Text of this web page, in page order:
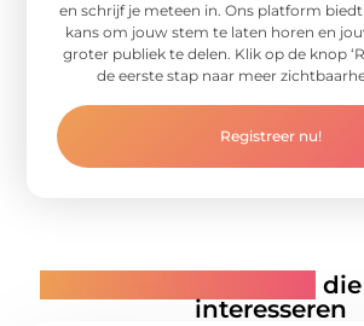
en schrijf je meteen in. Ons platform
kans om jouw stem te laten horen en
groter publiek te delen. Klik op de knop
de eerste stap naar meer
Registreer nu!
interesseren